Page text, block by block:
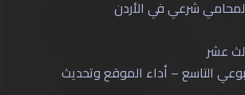
شرعي في الأردن
عشر
التاسع – أداء الموقع وتحديث